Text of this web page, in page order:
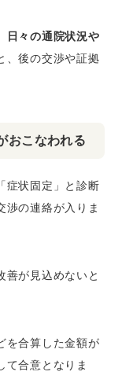
日々の通院状況や
、後の交渉や証拠
おこなわれる
症状固定」と診断
渉の連絡が入りま
善が見込めないと
を合算した金額が
て合意となりま